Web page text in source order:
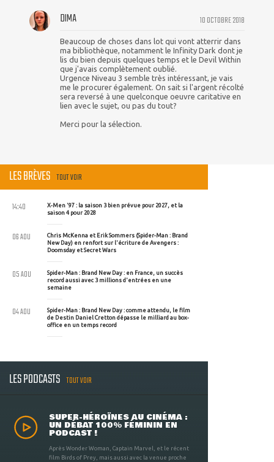
10 OCTOBRE 2018
DIMA
Beaucoup de choses dans lot qui vont atterrir dans
ma bibliothèque, notamment le Infinity Dark dont je
lis du bien depuis quelques temps et le Devil Within
que j'avais complètement oublié.
Urgence Niveau 3 semble très intéressant, je vais
me le procurer également. On sait si l'argent récolté
sera reversé à une quelconque oeuvre caritative en
lien avec le sujet, ou pas du tout?
Merci pour la sélection.
LES BRÈVES TOUT VOIR
X-Men '97 : la saison 3 bien prévue pour 2027, et la
saison 4 pour 2028
14:40
Chris McKenna et Erik Sommers (Spider-Man : Brand
New Day) en renfort sur l'écriture de Avengers :
Doomsday et Secret Wars
06 AOU
Spider-Man : Brand New Day : en France, un succès
record aussi avec 3 millions d'entrées en une
semaine
05 AOU
Spider-Man : Brand New Day : comme attendu, le film
de Destin Daniel Cretton dépasse le milliard au box-
office en un temps record
04 AOU
LES PODCASTS TOUT VOIR
SUPER-HÉROÏNES AU CINÉMA :
UN DÉBAT 100% FÉMININ EN
PODCAST !
Après Wonder Woman, Captain Marvel, et le récent
film Birds of Prey, mais aussi avec la venue proche